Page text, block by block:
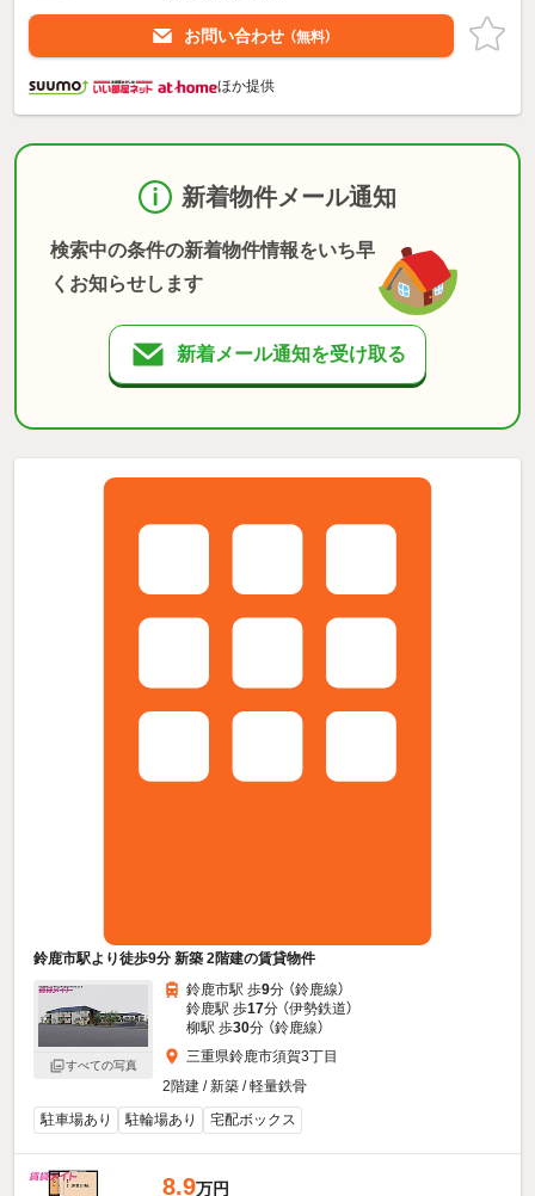
お問い合わせ （無料）
ほか提供
新着物件メール通知
検索中の条件の新着物件情報をいち早
くお知らせします
新着メール通知を受け取る
鈴鹿市駅より徒歩9分 新築 2階建の賃貸物件
すべての写真
鈴鹿市駅 歩9分 （鈴鹿線）
鈴鹿駅 歩17分 （伊勢鉄道）
柳駅 歩30分 （鈴鹿線）
三重県鈴鹿市須賀3丁目
2階建 / 新築 / 軽量鉄骨
駐車場あり
駐輪場あり 宅配ボックス
8.9万円